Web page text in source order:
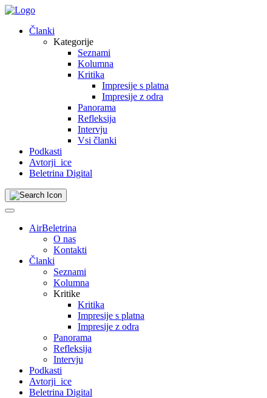
Skip
contentČlanki
Kategorije
Seznami
Kolumna
Kritika
Impresije s platna
Impresije z odra
Panorama
Refleksija
Intervju
Vsi članki
Podkasti
Avtorji_ice
Beletrina Digital
AirBeletrina
O nas
Kontakti
Članki
Seznami
Kolumna
Kritike
Kritika
Impresije s platna
Impresije z odra
Panorama
Refleksija
Intervju
Podkasti
Avtorji_ice
Beletrina Digital